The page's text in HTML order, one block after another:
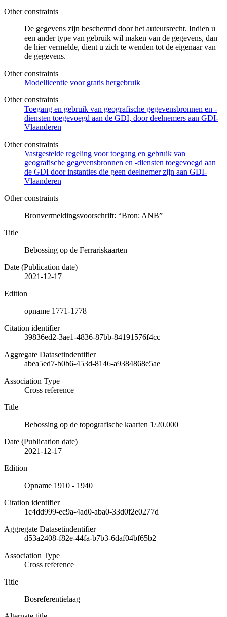
Other constraints
De gegevens zijn beschermd door het auteursrecht. Indien u
een ander type van gebruik wil maken van de gegevens, dan
de hier vermelde, dient u zich te wenden tot de eigenaar van
de gegevens.
Other constraints
Modellicentie voor gratis hergebruik
Other constraints
Toegang en gebruik van geografische gegevensbronnen en -
diensten toegevoegd aan de GDI, door deelnemers aan GDI-
Vlaanderen
Other constraints
Vastgestelde regeling voor toegang en gebruik van
geografische gegevensbronnen en -diensten toegevoegd aan
de GDI door instanties die geen deelnemer zijn aan GDI-
Vlaanderen
Other constraints
Bronvermeldingsvoorschrift: “Bron: ANB”
Title
Bebossing op de Ferrariskaarten
Date (Publication date)
2021-12-17
Edition
opname 1771-1778
Citation identifier
39836ed2-3ae1-4836-87bb-84191576f4cc
Aggregate Datasetindentifier
abea5ed7-b0b6-453d-8146-a9384868e5ae
Association Type
Cross reference
Title
Bebossing op de topografische kaarten 1/20.000
Date (Publication date)
2021-12-17
Edition
Opname 1910 - 1940
Citation identifier
1c4dd999-ec9a-4ad0-aba0-33d0f2e0277d
Aggregate Datasetindentifier
d53a2408-f82e-44fa-b7b3-6daf04bf65b2
Association Type
Cross reference
Title
Bosreferentielaag